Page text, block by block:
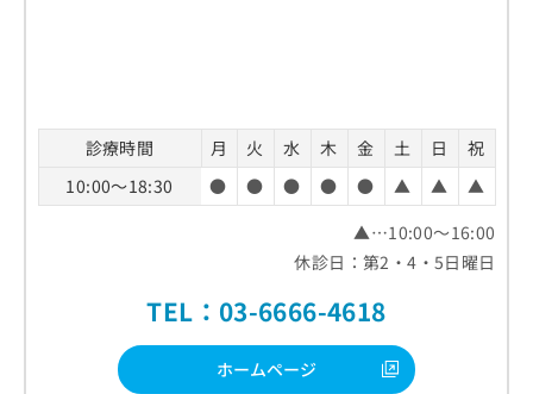
診療時間 月 火 水 木 金 土 日
祝
10:00～18:30
● ● ● ● ● ▲ ▲
▲
▲…10:00～16:00
休診日：第2・4・5日曜日
TEL：03-6666-4618
ホームページ